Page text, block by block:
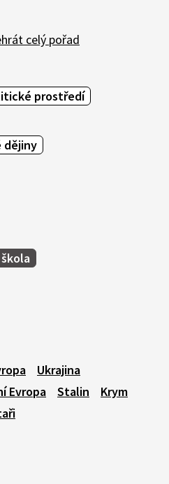
celý pořad
prostředí
dějiny
Ukrajina
Evropa Stalin
Krym